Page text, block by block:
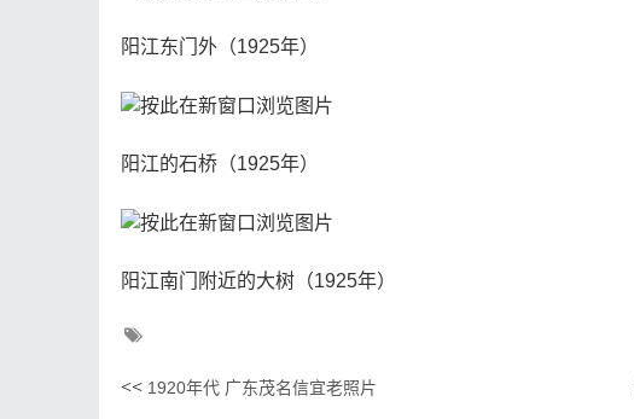
阳江东门外（1925年）
阳江的石桥（1925年）
阳江南门附近的大树（1925年）
<< 1920年代 广东茂名信宜老照片